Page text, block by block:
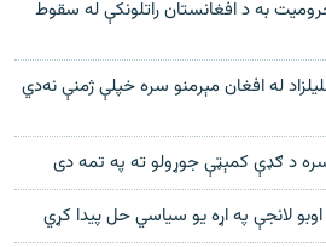
به د افغانستان راتلونکې له سقوط
له افغان مېرمنو سره خپلې ژمنې نه‌دي
سره د ګډې کمېټې جوړولو ته په تمه دی
اوبو لانجې په اړه یو سیاسي حل پیدا کړي